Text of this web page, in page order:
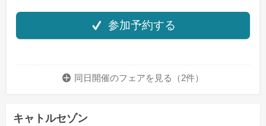
参加予約する
同日開催のフェアを 見る（2件）
キャトルセゾン